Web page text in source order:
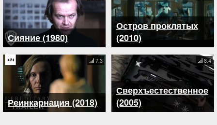
Сияние (1980)
Остров проклятых
(2010)
Реинкарнация (2018)
7.3
Сверхъестественное
(2005)
8.4